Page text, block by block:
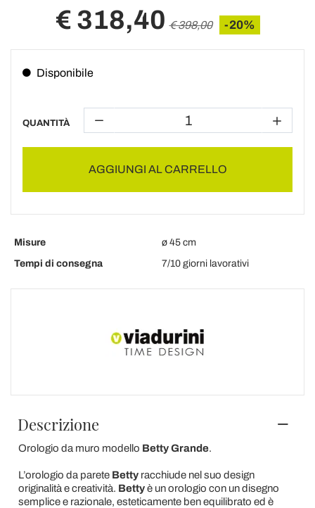
€ 318,40 € 398,00 -20%
Disponibile
QUANTITÀ
AGGIUNGI AL CARRELLO
Misure
ø 45 cm
Tempi di consegna
7/10 giorni lavorativi
Descrizione
Orologio da muro modello Betty Grande.
L’orologio da parete Bettyracchiude nel suo design
originalità e creatività. Bettyè un orologio con un disegno
semplice e razionale, esteticamente ben equilibrato ed è